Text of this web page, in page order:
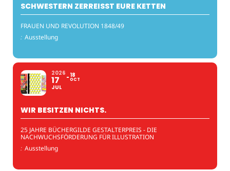
SCHWESTERN ZERREISST EURE KETTEN
FRAUEN UND REVOLUTION 1848/49
: Ausstellung
2026
17
JUL
18
OCT
WIR BESITZEN NICHTS.
25 JAHRE BÜCHERGILDE GESTALTERPREIS - DIE
NACHWUCHSFÖRDERUNG FÜR ILLUSTRATION
: Ausstellung